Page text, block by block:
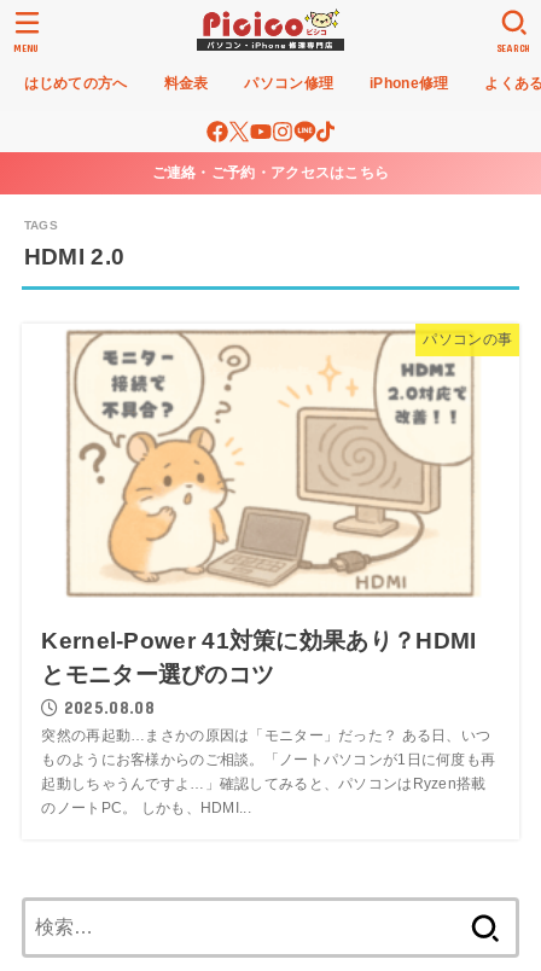
はじめての方へ 料金表 パソコン修理 iPhone修理 よくあ
SEARCH
MENU
ご連絡・ご予約・アクセスはこちら
HDMI 2.0
パソコンの事
Kernel-Power 41対策に効果あり？HDMI
とモニター選びのコツ
2025.08.08
突然の再起動…まさかの原因は「モニター」だった？ ある日、いつ
ものようにお客様からのご相談。「ノートパソコンが1日に何度も再
起動しちゃうんですよ…」確認してみると、パソコンはRyzen搭載
のノートPC。 しかも、HDMI...
索: